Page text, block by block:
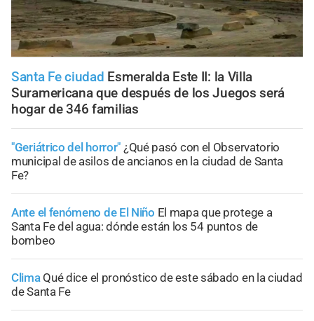
Santa Fe ciudad Esmeralda Este II: la Villa
Suramericana que después de los Juegos será
hogar de 346 familias
"Geriátrico del horror" ¿Qué pasó con el Observatorio
municipal de asilos de ancianos en la ciudad de Santa
Fe?
Ante el fenómeno de El Niño El mapa que protege a
Santa Fe del agua: dónde están los 54 puntos de
bombeo
Clima Qué dice el pronóstico de este sábado en la ciudad
de Santa Fe